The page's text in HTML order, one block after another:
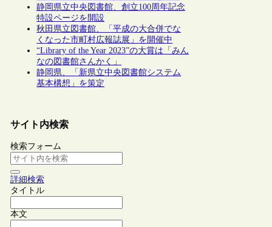
静岡県立中央図書館、創立100周年記念
特設ページを開設
秋田県立図書館、「平成の大合併でな
くなった市町村広報誌展」を開催中
“Library of the Year 2023”の大賞は「みん
なの図書館さんかく」
静岡県、「新県立中央図書館システム
基本構想」を策定
サイト内検索
検索フォーム
詳細検索
タイトル
本文